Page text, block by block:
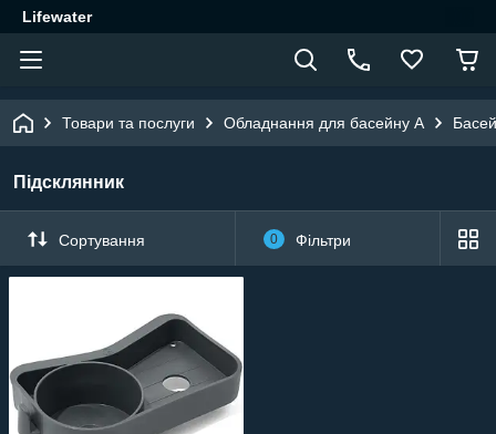
Lifewater
Товари та послуги Обладнання для басейну A
Підсклянник
Сортування 0 Фільтри